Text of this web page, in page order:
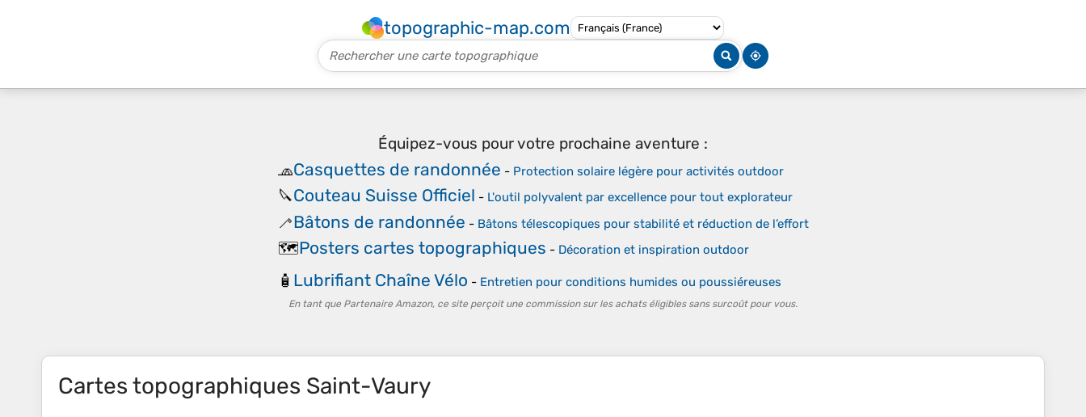
topographic-map.com
Équipez-vous pour votre prochaine aventure :
🧢Casquettes de randonnée - Protection solaire légère pour activités outdoor
🔪Couteau Suisse Officiel - L'outil polyvalent par excellence pour tout explorateur
🦯Bâtons de randonnée - Bâtons télescopiques pour stabilité et réduction de l’effort
🗺️Posters cartes topographiques - Décoration et inspiration outdoor
🧴 Lubrifiant Chaîne Vélo - Entretien pour conditions humides ou poussiéreuses
En tant que Partenaire Amazon, ce site perçoit une commission sur les achats éligibles sans surcoût pour vous.
Cartes topographiques Saint-Vaury